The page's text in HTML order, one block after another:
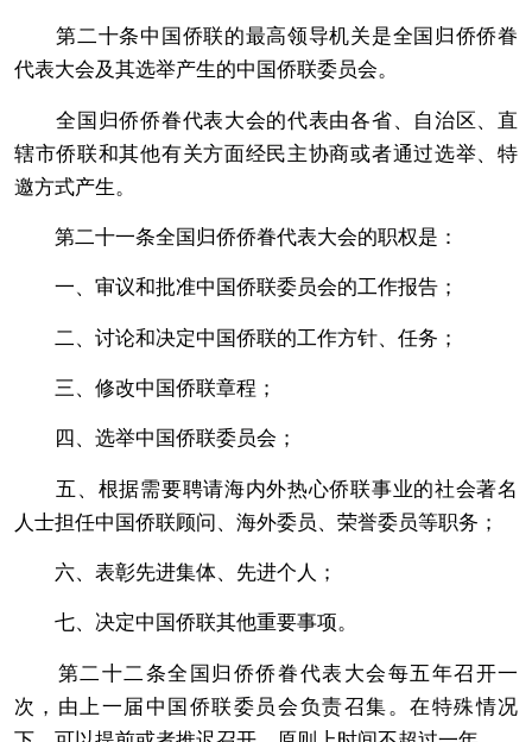
第二十条中国侨联的最高领导机关是全国归侨侨眷
代表大会及其选举产生的中国侨联委员会。
全国归侨侨眷代表大会的代表由各省、自治区、直
辖市侨联和其他有关方面经民主协商或者通过选举、特
邀方式产生。
第二十一条全国归侨侨眷代表大会的职权是：
一、审议和批准中国侨联委员会的工作报告；
二、讨论和决定中国侨联的工作方针、任务；
三、修改中国侨联章程；
四、选举中国侨联委员会；
五、根据需要聘请海内外热心侨联事业的社会著名
人士担任中国侨联顾问、海外委员、荣誉委员等职务；
六、表彰先进集体、先进个人；
七、决定中国侨联其他重要事项。
第二十二条全国归侨侨眷代表大会每五年召开一
次，由上一届中国侨联委员会负责召集。在特殊情况